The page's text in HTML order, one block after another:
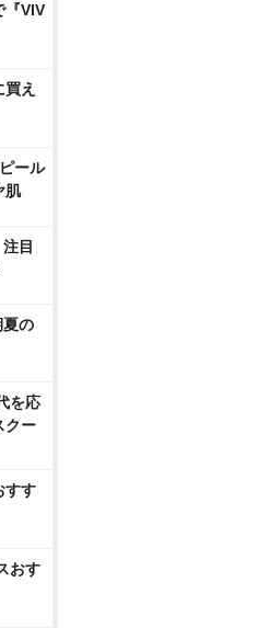
『VIV
え
ール
肌
目
夏の
を応
クー
すす
おす